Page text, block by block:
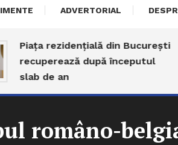
ADVERTORIAL
rezidențială din București
după începutul
de an
româno-